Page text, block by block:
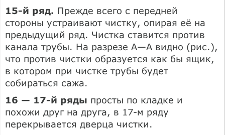
15-й ряд. Прежде всего с передней
стороны устраивают чистку, опирая её на
предыдущий ряд. Чистка ставится против
канала трубы. На разрезе А—А видно (рис.),
что против чистки образуется как бы ящик,
в котором при чистке трубы будет
собираться сажа.
16 — 17-й ряды просты по кладке и
похожи друг на друга, в 17-м ряду
перекрывается дверца чистки.